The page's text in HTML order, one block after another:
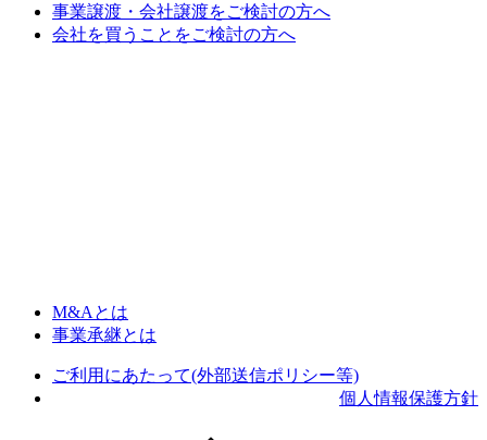
事業譲渡・会社譲渡をご検討の方へ
会社を買うことをご検討の方へ
M&Aとは
事業承継とは
ご利用にあたって(外部送信ポリシー等)
個人情報保護方針